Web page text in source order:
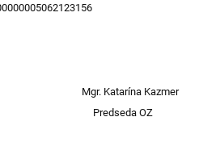
Kazmer
Predseda OZ